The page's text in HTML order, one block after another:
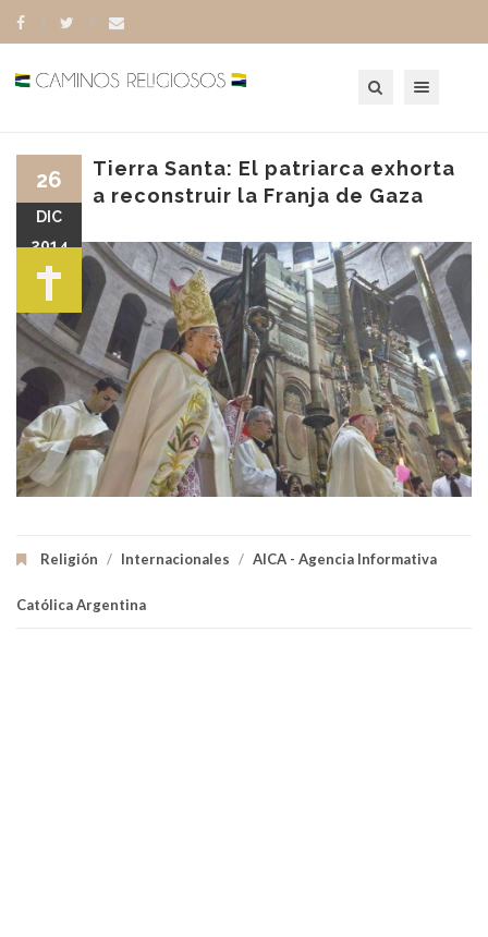
Tierra Santa: El patriarca exhorta
a reconstruir la Franja de Gaza
Religión / Internacionales / AICA - Agencia Informativa
Católica Argentina
26
DIC
2014